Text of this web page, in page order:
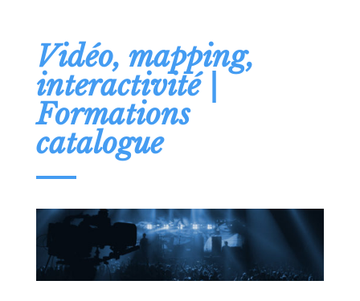
Vidéo, mapping,
interactivité |
Formations
catalogue